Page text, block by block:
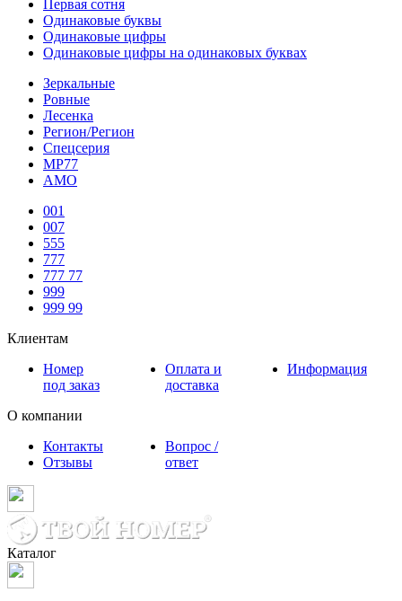
Первая сотня
Одинаковые буквы
Одинаковые цифры
Одинаковые цифры на одинаковых буквах
Зеркальные
Ровные
Лесенка
Регион/Регион
Спецсерия
МР77
АМО
001
007
555
777
777 77
999
999 99
Клиентам
Номер
под заказ
Оплата и
доставка
Информация
О компании
Контакты
Отзывы
Вопрос /
ответ
Каталог